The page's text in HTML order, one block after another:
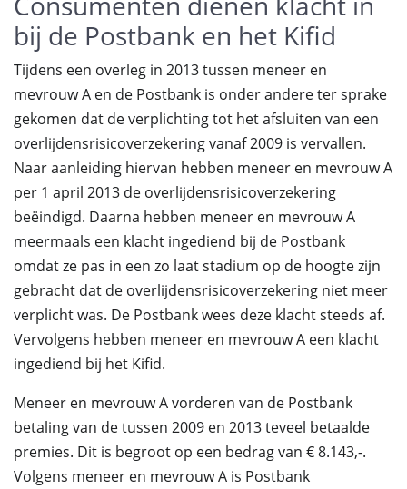
bij de Postbank en het Kifid
Tijdens een overleg in 2013 tussen meneer en
mevrouw A en de Postbank is onder andere ter sprake
gekomen dat de verplichting tot het afsluiten van een
overlijdensrisicoverzekering vanaf 2009 is vervallen.
Naar aanleiding hiervan hebben meneer en mevrouw A
per 1 april 2013 de overlijdensrisicoverzekering
beëindigd. Daarna hebben meneer en mevrouw A
meermaals een klacht ingediend bij de Postbank
omdat ze pas in een zo laat stadium op de hoogte zijn
gebracht dat de overlijdensrisicoverzekering niet meer
verplicht was. De Postbank wees deze klacht steeds af.
Vervolgens hebben meneer en mevrouw A een klacht
ingediend bij het Kifid.
Meneer en mevrouw A vorderen van de Postbank
betaling van de tussen 2009 en 2013 teveel betaalde
premies. Dit is begroot op een bedrag van € 8.143,-.
Volgens meneer en mevrouw A is Postbank